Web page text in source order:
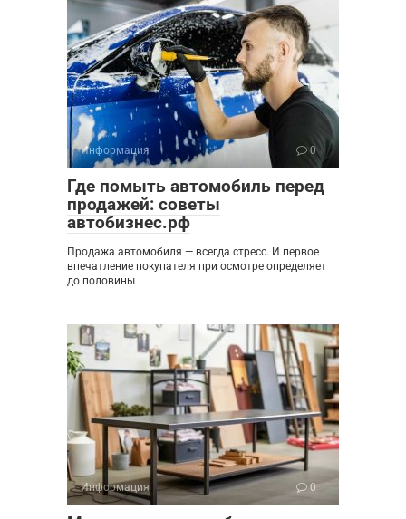
Информация 0
Где помыть автомобиль перед
продажей: советы
автобизнес.рф
Продажа автомобиля — всегда стресс. И первое
впечатление покупателя при осмотре определяет
до половины
Информация 0